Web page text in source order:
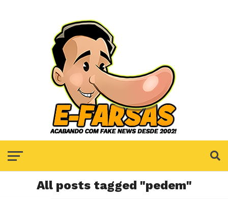
All posts tagged "pedem"